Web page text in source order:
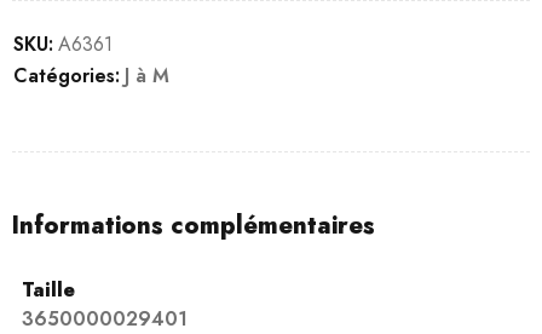
SKU: A6361
Catégories: J à M
Informations complémentaires
Taille
3650000029401